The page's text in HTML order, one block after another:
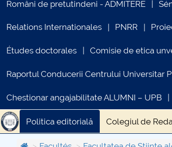
Români de pretutindeni - ADMITERE
Relations Internationales PNRR
Études doctorales Comisie de etica
Raportul Conducerii Centrului Universitar
Chestionar angajabilitate ALUMNI – UPB
Politica editorială Colegiul de